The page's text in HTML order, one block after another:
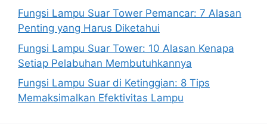
Fungsi Lampu Suar Tower Pemancar: 7 Alasan
Penting yang Harus Diketahui
Fungsi Lampu Suar Tower: 10 Alasan Kenapa
Setiap Pelabuhan Membutuhkannya
Fungsi Lampu Suar di Ketinggian: 8 Tips
Memaksimalkan Efektivitas Lampu